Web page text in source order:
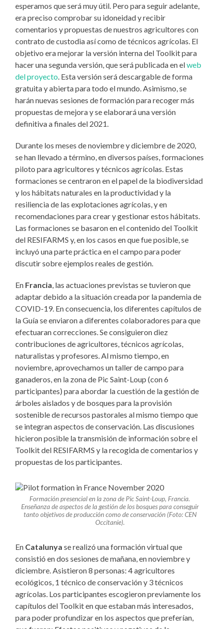
esperamos que será muy útil. Pero para seguir adelante,
era preciso comprobar su idoneidad y recibir
comentarios y propuestas de nuestros agricultores con
contrato de custodia así como de técnicos agrícolas. El
objetivo era mejorar la versión interna del Toolkit para
hacer una segunda versión, que será publicada en elweb
del proyecto . Esta versión será descargable de forma
gratuita y abierta para todo el mundo. Asimismo, se
harán nuevas sesiones de formación para recoger más
propuestas de mejora y se elaborará una versión
definitiva a finales del 2021.
Durante los meses de noviembre y diciembre de 2020,
se han llevado a término, en diversos países, formaciones
piloto para agricultores y técnicos agrícolas. Estas
formaciones se centraron en el papel de la biodiversidad
y los hábitats naturales en la productividad y la
resiliencia de las explotaciones agrícolas, y en
recomendaciones para crear y gestionar estos hábitats.
Las formaciones se basaron en el contenido del Toolkit
del RESIFARMS y, en los casos en que fue posible, se
incluyó una parte práctica en el campo para poder
discutir sobre ejemplos reales de gestión.
En Francia , las actuaciones previstas se tuvieron que
adaptar debido a la situación creada por la pandemia de
COVID-19. En consecuencia, los diferentes capítulos de
la Guía se enviaron a diferentes colaboradores para que
efectuaran correcciones. Se consiguieron diez
contribuciones de agricultores, técnicos agrícolas,
naturalistas y profesores. Al mismo tiempo, en
noviembre, aprovechamos un taller de campo para
ganaderos, en la zona de Pic Saint-Loup (con 6
participantes) para abordar la cuestión de la gestión de
árboles aislados y de bosques para la provisión
sostenible de recursos pastorales al mismo tiempo que
se integran aspectos de conservación. Las discusiones
hicieron posible la transmisión de información sobre el
Toolkit del RESIFARMS y la recogida de comentarios y
propuestas de los participantes.
Formación presencial en la zona de Pic Saint-Loup, Francia.
Enseñanza de aspectos de la gestión de los bosques para conseguir
tanto objetivos de producción como de conservación (Foto: CEN
Occitanie).
En Catalunyase realizó una formación virtual que
consistió en dos sesiones de mañana, en noviembre y
diciembre. Asistieron 8 personas: 4 agricultores
ecológicos, 1 técnico de conservación y 3 técnicos
agrícolas. Los participantes escogieron previamente los
capítulos del Toolkit en que estaban más interesados,
para poder profundizar en los aspectos que preferían,